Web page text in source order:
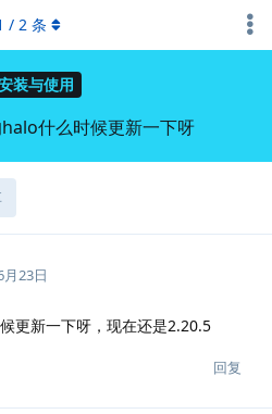
装与使用
什么时候更新一下呀
/ 2 条
月23日
更新一下呀，现在还是2.20.5
回复